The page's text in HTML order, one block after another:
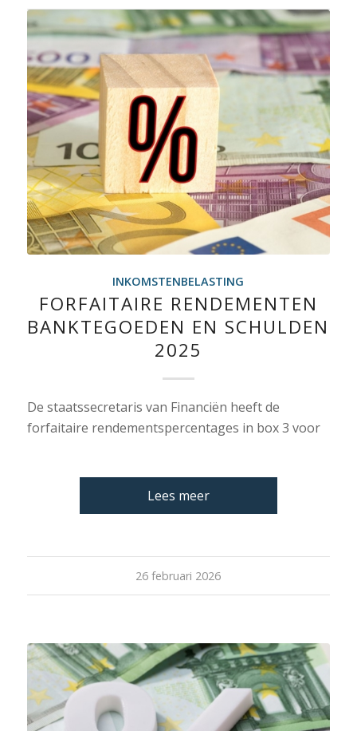
INKOMSTENBELASTING
FORFAITAIRE RENDEMENTEN
BANKTEGOEDEN EN SCHULDEN
2025
De staatssecretaris van Financiën heeft de
forfaitaire rendementspercentages in box 3 voor
Lees meer
26 februari 2026